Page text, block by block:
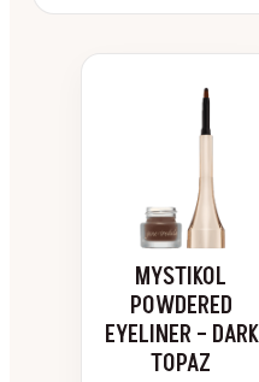
MYSTIKOL
POWDERED
EYELINER – DARK
TOPAZ